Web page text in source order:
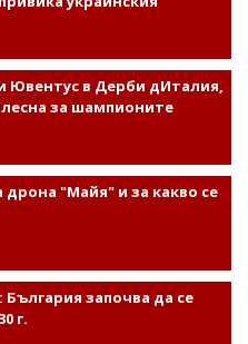
Ювентус в Дерби дИталия,
за шампионите
дрона "Майя" и за какво се
България започва да се
г.